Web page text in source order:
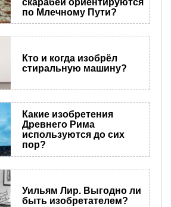
скарабеи ориентируются
по Млечному Пути?
Кто и когда изобрёл
стиральную машину?
Какие изобретения
Древнего Рима
используются до сих
пор?
Уильям Лир. Выгодно ли
быть изобретателем?